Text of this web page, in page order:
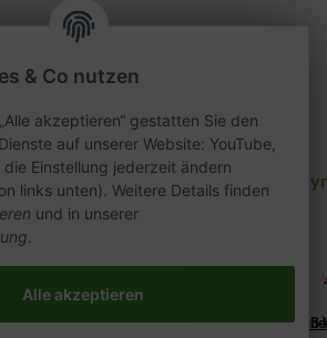
Skynet Dream Phunnel
2 - 3 Werktage((%s - Ausland 2 - 3
& Co nutzen
akzeptieren“ gestatten Sie den
auf unserer Website: YouTube,
die Einstellung jederzeit ändern
links unten). Weitere Details finden
und in unserer
.
Alle akzeptieren